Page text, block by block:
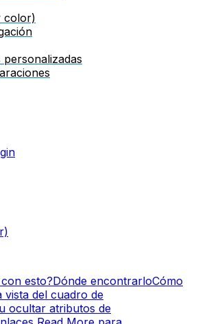
color)
esto?Dónde encontrarloCómo
vista del cuadro de
ocultar atributos de